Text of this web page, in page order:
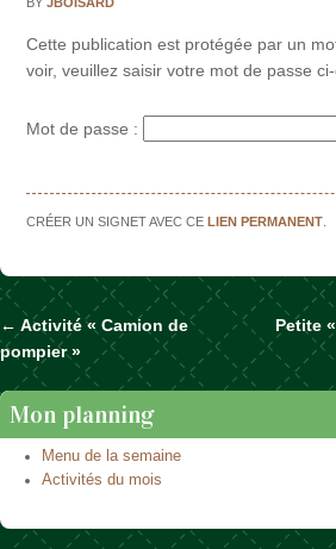
Cette publication est protégée par un
voir, veuillez saisir votre mot de passe
Mot de passe :
CRÉER UN SIGNET AVEC CELIEN PERMANENT
Naviguer dans les
← Activité « Camion de
pompier »
Petite
Mon planning
Menu de la semaine
Activités du mois